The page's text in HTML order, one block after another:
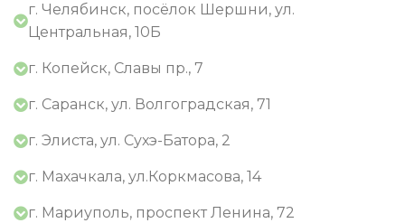
г. Челябинск, посёлок Шершни, ул.
Центральная, 10Б
г. Копейск, Славы пр., 7
г. Саранск, ул. Волгоградская, 71
г. Элиста, ул. Сухэ-Батора, 2
г. Махачкала, ул.Коркмасова, 14
г. Мариуполь, проспект Ленина, 72